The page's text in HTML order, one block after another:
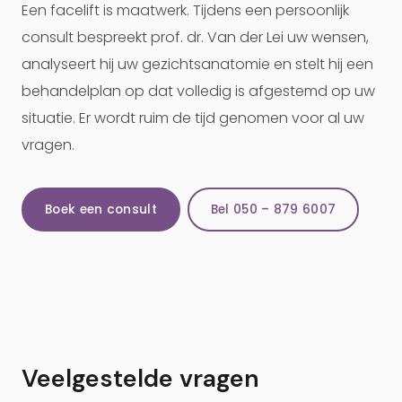
Een facelift is maatwerk. Tijdens een persoonlijk
consult bespreekt prof. dr. Van der Lei uw wensen,
analyseert hij uw gezichtsanatomie en stelt hij een
behandelplan op dat volledig is afgestemd op uw
situatie. Er wordt ruim de tijd genomen voor al uw
vragen.
Boek een consult Bel 050 – 879 6007
Veelgestelde vragen